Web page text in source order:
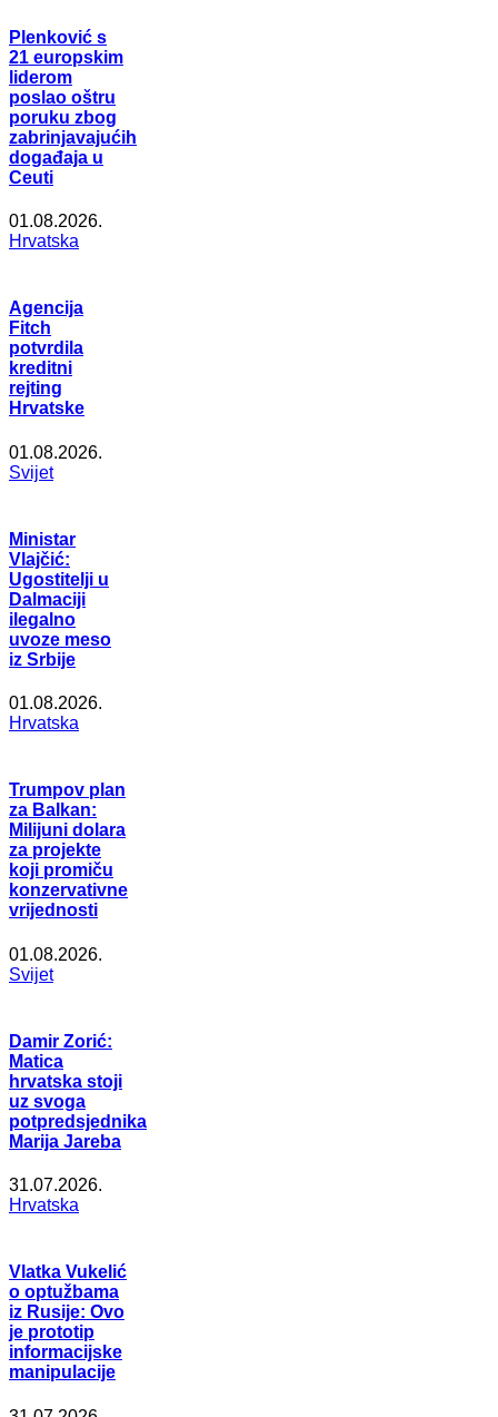
Plenković s
21 europskim
liderom
poslao oštru
poruku zbog
zabrinjavajućih
događaja u
Ceuti
01.08.2026.
Hrvatska
Agencija
Fitch
potvrdila
kreditni
rejting
Hrvatske
01.08.2026.
Svijet
Ministar
Vlajčić:
Ugostitelji u
Dalmaciji
ilegalno
uvoze meso
iz Srbije
01.08.2026.
Hrvatska
Trumpov plan
za Balkan:
Milijuni dolara
za projekte
koji promiču
konzervativne
vrijednosti
01.08.2026.
Svijet
Damir Zorić:
Matica
hrvatska stoji
uz svoga
potpredsjednika
Marija Jareba
31.07.2026.
Hrvatska
Vlatka Vukelić
o optužbama
iz Rusije: Ovo
je prototip
informacijske
manipulacije